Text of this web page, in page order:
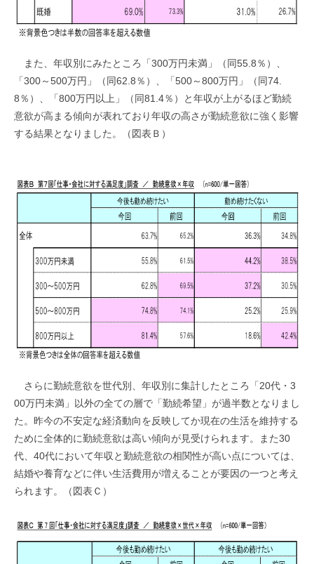
また、年収別にみたところ「300万円未満」（同55.8％）、
「300～500万円」（同62.8％）、「500～800万円」（同74.
8％）、「800万円以上」（同81.4％）と年収が上がるほど勤続
意欲が高まる傾向が表れており年収の高さが勤続意欲に強く影響
する結果となりました。（図表Ｂ）
さらに勤続意欲を世代別、年収別に集計したところ「20代・3
00万円未満」以外の全ての層で「勤続希望」が過半数となりまし
た。昨今の不安定な経済動向を反映してか現在の生活を維持する
ために全体的に勤続意欲は高い傾向が見受けられます。また30
代、40代において年収と勤続意欲の相関性が高い点については、
結婚や養育などに伴い生活費用が増えることが要因の一つと考え
られます。（図表Ｃ）